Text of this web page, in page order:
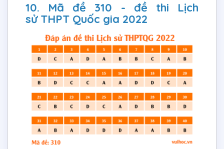
10. Mã đề 310 - đề thi Lịch
sử THPT Quốc gia 2022